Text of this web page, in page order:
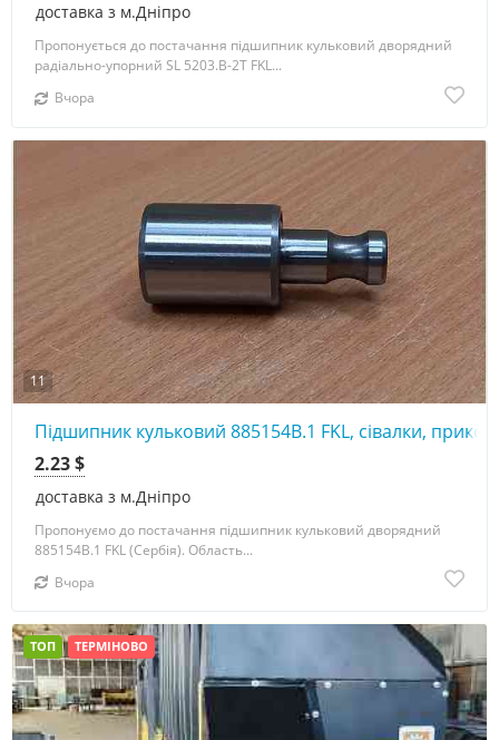
доставка з м.Дніпро
Пропонується до постачання підшипник кульковий дворядний
радіально-упорний SL 5203.B-2T FKL...
Вчора
11
Підшипник кульковий 885154В.1 FKL, сівалки,
доставка з м.Дніпро
2.23 $
Пропонуємо до постачання підшипник кульковий дворядний
885154В.1 FKL (Сербія). Область...
Вчора
ТОП ТЕРМІНОВО